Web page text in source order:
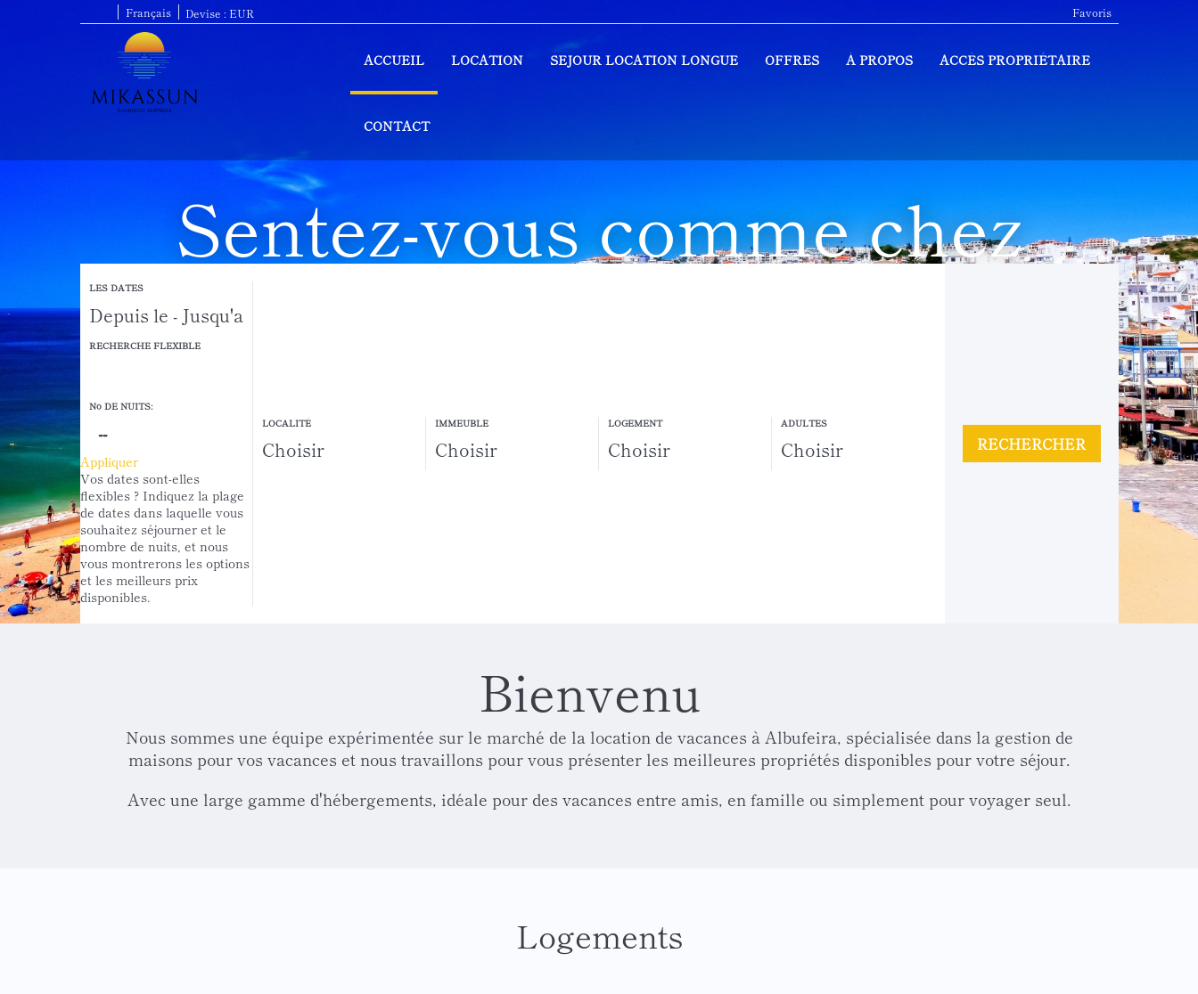
Français Devise : EUR Favoris
ACCUEIL LOCATION SEJOUR LOCATION LONGUE OFFRES À PROPOS ACCÈS PROPRIÉTAIRE
CONTACT
Sentez-vous comme chez
Vacances en famille ou entre amis.
LES DATES
RECHERCHE FLEXIBLE
Nº DE NUITS:
Appliquer
Vos dates sont-elles
flexibles ? Indiquez la plage
de dates dans laquelle vous
souhaitez séjourner et le
nombre de nuits, et nous
vous montrerons les options
et les meilleurs prix
disponibles.
LOCALITÉ IMMEUBLE LOGEMENT ADULTES
RECHERCHER
Bienvenu
Nous sommes une équipe expérimentée sur le marché de la location de vacances à Albufeira, spécialisée dans la gestion de
maisons pour vos vacances et nous travaillons pour vous présenter les meilleures propriétés disponibles pour votre séjour.
Avec une large gamme d'hébergements, idéale pour des vacances entre amis, en famille ou simplement pour voyager seul.
Logements